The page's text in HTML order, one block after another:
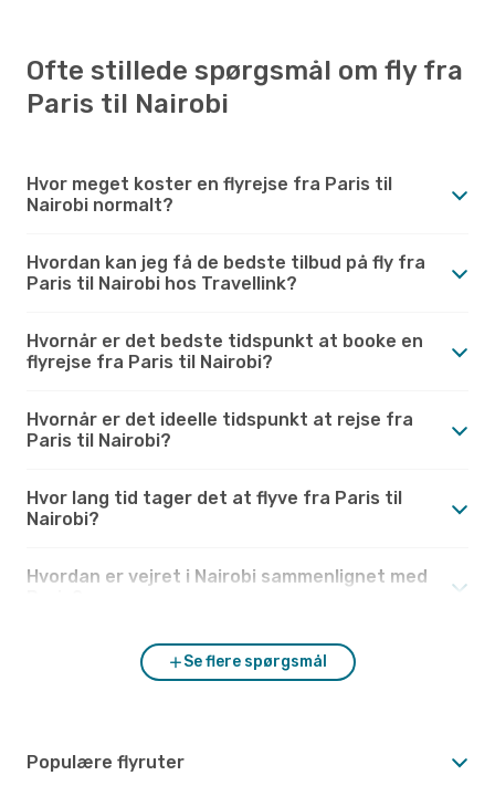
Ofte stillede spørgsmål om fly fra
Paris til Nairobi
Hvor meget koster en flyrejse fra Paris til
Nairobi normalt?
Hvordan kan jeg få de bedste tilbud på fly fra
Paris til Nairobi hos Travellink?
Hvornår er det bedste tidspunkt at booke en
flyrejse fra Paris til Nairobi?
Hvornår er det ideelle tidspunkt at rejse fra
Paris til Nairobi?
Hvor lang tid tager det at flyve fra Paris til
Nairobi?
Hvordan er vejret i Nairobi sammenlignet med
Se flere spørgsmål
Populære flyruter